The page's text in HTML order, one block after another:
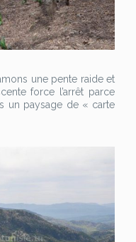
une pente raide et
force l’arrêt parce
un paysage de « carte